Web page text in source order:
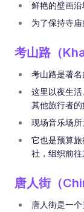
鲜艳的壁画沿
为了保持寺庙
考山路（
考山路是著名
这里以夜生
其他旅行者的
现场音乐场所
它也是预算
社，组织前往
唐人街（
唐人街是一